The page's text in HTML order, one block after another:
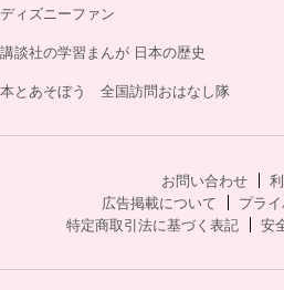
ディズニーファン
講談社の学習まんが 日本の歴史
本とあそぼう 全国訪問おはなし隊
お問い合わせ
広告掲載について
プラ
特定商取引法に基づく表記
安